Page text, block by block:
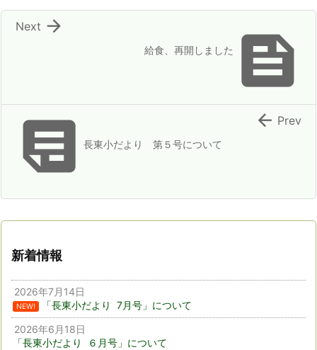

給食、再開しました

Next
長東小だより 第５号について
 Prev
新着情報
2026年7月14日
NEW!
「長東小だより 7月号」について
2026年6月18日
「長東小だより ６月号」について